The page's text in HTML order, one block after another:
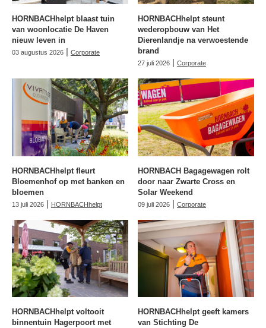
HORNBACHhelpt blaast tuin
van woonlocatie De Haven
nieuw leven in
03 augustus 2026 | Corporate
HORNBACHhelpt steunt
wederopbouw van Het
Dierenlandje na verwoestende
brand
27 juli 2026 | Corporate
HORNBACHhelpt fleurt
Bloemenhof op met banken en
bloemen
13 juli 2026 | HORNBACHhelpt
HORNBACH Bagagewagen rolt
door naar Zwarte Cross en
Solar Weekend
09 juli 2026 | Corporate
HORNBACHhelpt voltooit
binnentuin Hagerpoort met
HORNBACHhelpt geeft kamers
van Stichting De